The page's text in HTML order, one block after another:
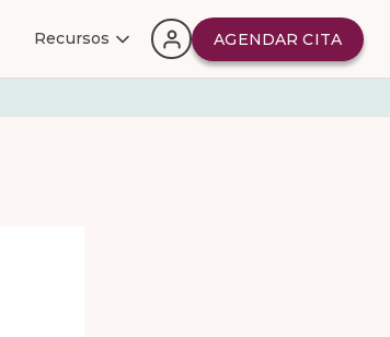
Recursos AGENDAR CITA